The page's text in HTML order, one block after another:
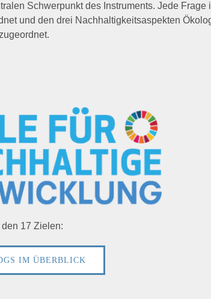
Schwerpunkt des Instruments. Jede Frage
und den drei Nachhaltigkeitsaspekten
den 17 Zielen:
IM ÜBERBLICK